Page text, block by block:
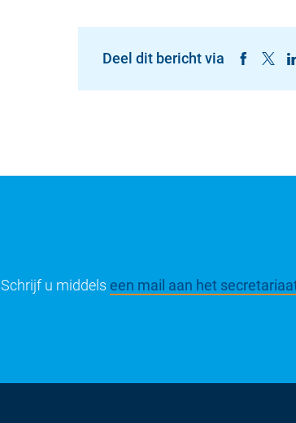
Deel dit bericht via
Schrijf u middels een mail aan het